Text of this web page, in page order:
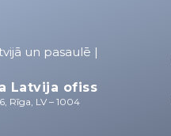
un pasaulē |
Latvija ofiss
Rīga, LV – 1004